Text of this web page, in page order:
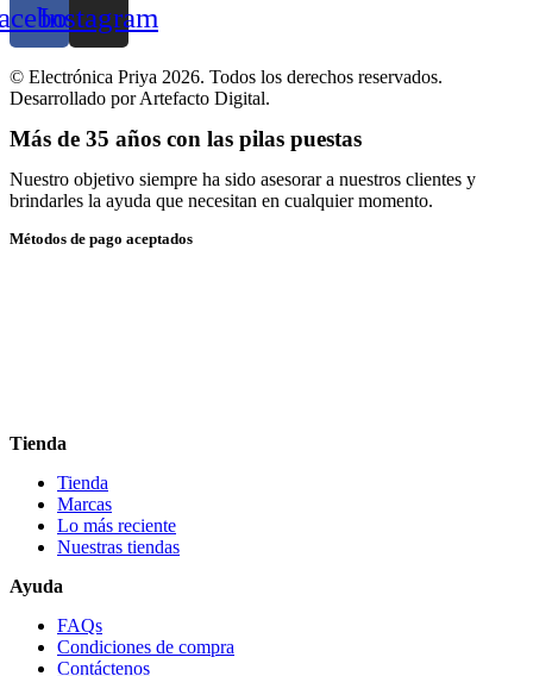
Instagram
© Electrónica Priya 2026. Todos los derechos reservados.
Desarrollado por Artefacto Digital.
Más de 35 años con las pilas puestas
Nuestro objetivo siempre ha sido asesorar a nuestros clientes y
brindarles la ayuda que necesitan en cualquier momento.
Métodos de pago aceptados
Tienda
Tienda
Marcas
Lo más reciente​
Nuestras tiendas​
Ayuda
FAQs
Condiciones de compra
Contáctenos